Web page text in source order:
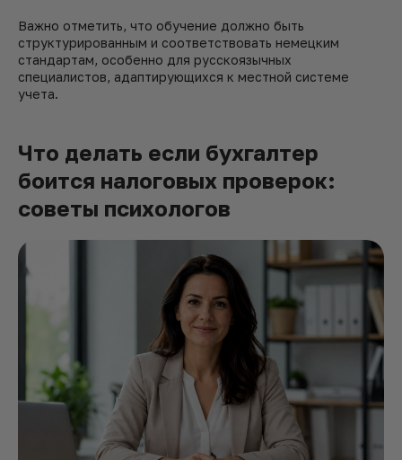
Важно отметить, что обучение должно быть
структурированным и соответствовать немецким
стандартам, особенно для русскоязычных
специалистов, адаптирующихся к местной системе
учета.
Что делать если бухгалтер
боится налоговых проверок:
советы психологов